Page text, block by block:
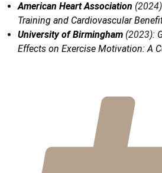
American Heart Association
Training and Cardiovascular
University of Birmingham (2023):
Effects on Exercise Motivation: A